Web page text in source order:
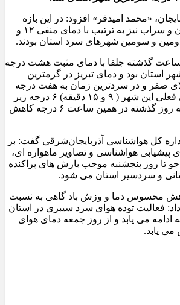
«محمد امیدفر» افزود: در این بازه
زمانی شهرهای ورزقان و سراب نیز به ترتیب با دمای منفی ۱۲ و
اظهار کرد: در ۲۴ ساعت گذشته جلفا با دمای مثبت هشت درجه
استان بود و دمای تبریز در گرمترین
صفر و در سردترین زمان به هفت درجه
زیر صفر رسید و دمای فعلی این شهر ( ۹ و ۱۵ دقیقه) ۶ درجه زیر
صفر است که نسبت به روز گذشته در همین ساعت ۶ درجه کاهش
کل هواشناسی آذربایجان‌شرقی گفت: بر
هواشناسی و تصاویر ماهواره ای،
جو تا روز پنجشنبه موجب بارش های پراکنده
و سردسیر استان می شود.
کاهش محسوس دما و وزش باد گاهی به نسبت
فعالیت توده هوای سرد سیبری در استان
ادامه می یابد و از روز جمعه دمای هوای
می یابد.